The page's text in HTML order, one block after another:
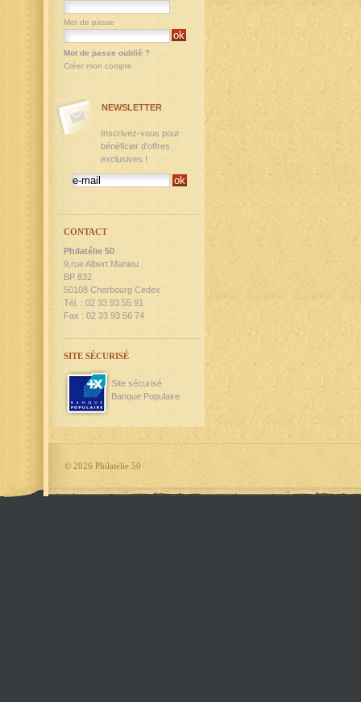
Mot de passe
Mot de passe oublié ?
Créer mon compte
NEWSLETTER
Inscrivez-vous pour
bénéficier d'offres
exclusives !
CONTACT
Philatélie 50
9,rue Albert Mahieu
BP 832
50108 Cherbourg Cedex
Tél. : 02 33 93 55 91
Fax : 02 33 93 56 74
SITE SÉCURISÉ
Site sécurisé
Banque Populaire
© 2026 Philatélie 50